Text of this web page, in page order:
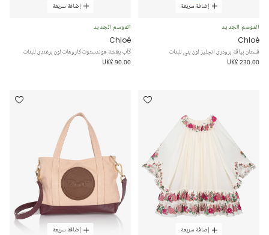
إضافة سريعة
الموسم الجديد
Chloé
فستان بياقة برودري انجليز لون بني للبنات
UK£ 230.00
إضافة سريعة
الموسم الجديد
Chloé
كاب بنقشة هوندستوث كاروهات لون برغندي للبنات
UK£ 90.00
إضافة سريعة إضافة سريعة